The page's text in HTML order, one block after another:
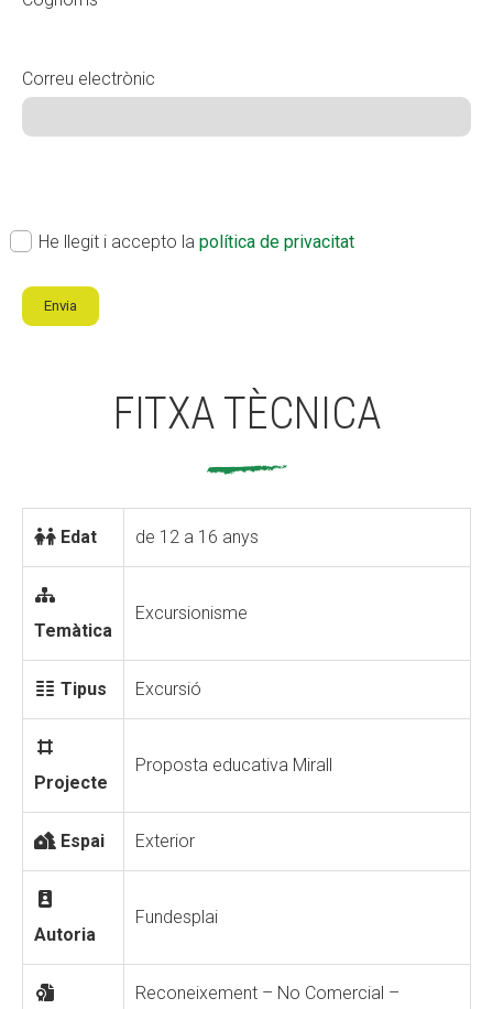
Correu electrònic
ok(Obligatori)
He llegit i accepto la política de privacitat
Envia
FITXA TÈCNICA
Edat de 12 a 16 anys
Temàtica
Excursionisme
Tipus Excursió
Projecte
Proposta educativa Mirall
Espai Exterior
Autoria
Fundesplai
Reconeixement – No Comercial –